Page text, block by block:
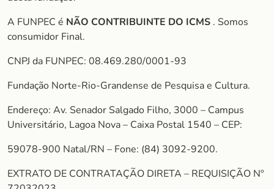
A FUNPEC é NÃO CONTRIBUINTE DO ICMS . Somos
consumidor Final.
CNPJ da FUNPEC: 08.469.280/0001-93
Fundação Norte-Rio-Grandense de Pesquisa e Cultura.
Endereço: Av. Senador Salgado Filho, 3000 – Campus
Universitário, Lagoa Nova – Caixa Postal 1540 – CEP:
59078-900 Natal/RN – Fone: (84) 3092-9200.
EXTRATO DE CONTRATAÇÃO DIRETA – REQUISIÇÃO Nº